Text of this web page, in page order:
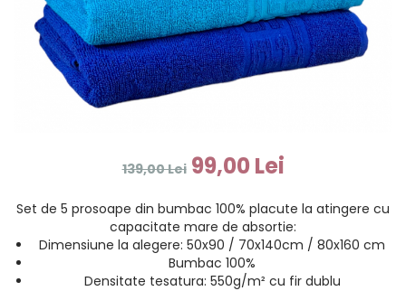
139,00 Lei 99,00 Lei
Set de 5 prosoape din bumbac 100% placute la atingere cu
capacitate mare de absortie:
Dimensiune la alegere: 50x90 / 70x140cm / 80x160 cm
Bumbac 100%
Densitate tesatura: 550g/m² cu fir dublu